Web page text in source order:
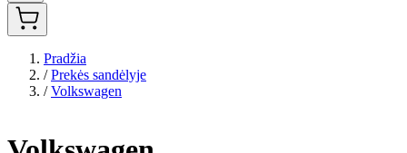
Pradžia
/ Prekės sandėlyje
/ Volkswagen